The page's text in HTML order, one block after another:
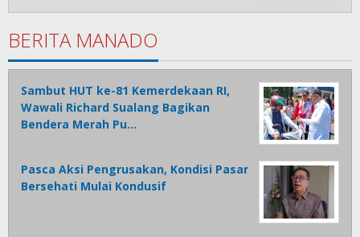
BERITA MANADO
Sambut HUT ke-81 Kemerdekaan RI,
Wawali Richard Sualang Bagikan
Bendera Merah Pu…
Pasca Aksi Pengrusakan, Kondisi Pasar
Bersehati Mulai Kondusif